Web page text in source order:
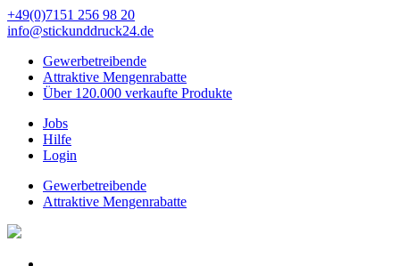
+49(0)7151 256 98 20‬
info@stickunddruck24.de
Gewerbetreibende
Attraktive Mengenrabatte
Über 120.000 verkaufte Produkte
Jobs
Hilfe
Login
Gewerbetreibende
Attraktive Mengenrabatte